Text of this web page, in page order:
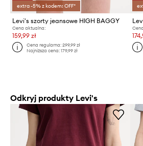
extra -5% z kodem: OFF*
Levi's szorty jeansowe HIGH BAGGY
Cena aktualna:
159,99 zł
Cena regularna:299,99 zł
Najniższa cena:179,99 zł
Odkryj produkty Levi's